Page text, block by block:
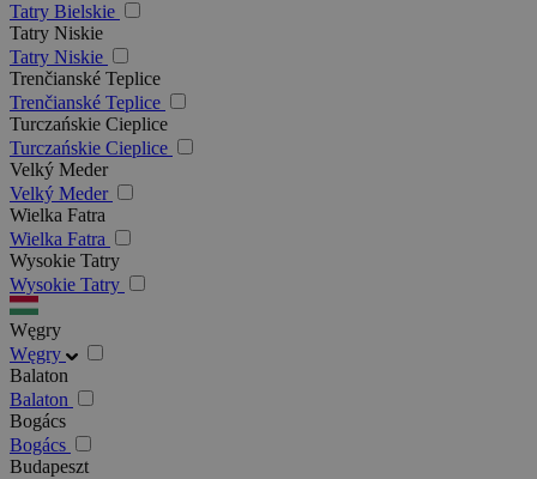
Tatry Bielskie
Tatry Niskie
Tatry Niskie
Trenčianské Teplice
Trenčianské Teplice
Turczańskie Cieplice
Turczańskie Cieplice
Velký Meder
Velký Meder
Wielka Fatra
Wielka Fatra
Wysokie Tatry
Wysokie Tatry
Węgry
Węgry
Balaton
Balaton
Bogács
Bogács
Budapeszt